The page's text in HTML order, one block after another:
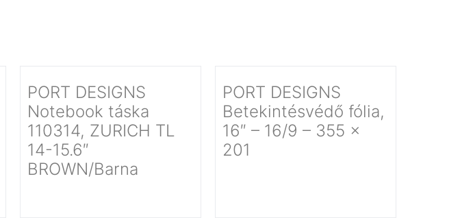
PORT DESIGNS
Notebook táska
110314, ZURICH TL
14-15.6″
BROWN/Barna
PORT DESIGNS
Betekintésvédő fólia,
16″ – 16/9 – 355 x
201